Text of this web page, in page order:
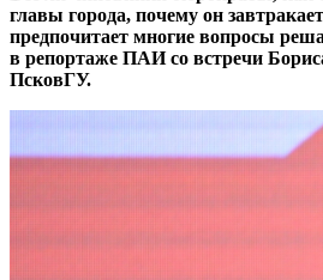
главы города, почему он
предпочитает многие вопросы
в репортаже ПАИ со встречи
ПсковГУ.